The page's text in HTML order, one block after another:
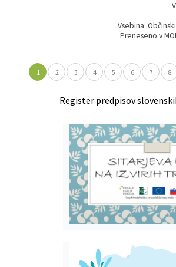
Vsebina:
Preneseno v
1 2 3 4 5 6 7 8
Register predpisov